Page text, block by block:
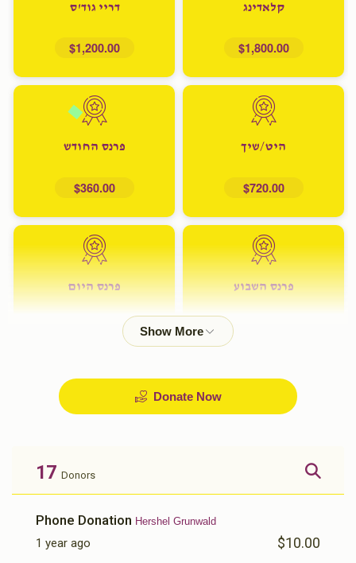
קלאדינג
$1,800.00
דריי גוד'ס
$1,200.00
היט/שיך
$720.00
פרנס החודש
$360.00
פרנס השבוע פרנס היום
Donate Now
17 Donors
Phone Donation Hershel Grunwald
1 year ago $10.00